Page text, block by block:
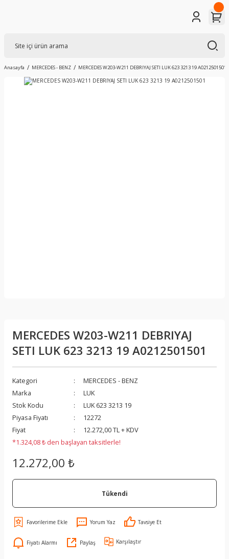
Anasayfa MERCEDES - BENZ MERCEDES W203-W211 DEBRIYAJ SETI LUK 623 3213 19 A0212501501
MERCEDES W203-W211 DEBRIYAJ
SETI LUK 623 3213 19 A0212501501
Kategori
MERCEDES - BENZ
Marka
LUK
Stok Kodu
LUK 623 3213 19
Piyasa Fiyatı
12272
Fiyat
12.272,00 TL + KDV
*1.324,08 ₺ den başlayan taksitlerle!
12.272,00 ₺
Tükendi
Yorum Yaz Tavsiye Et
Fiyatı Alarmı Paylaş Karşılaştır